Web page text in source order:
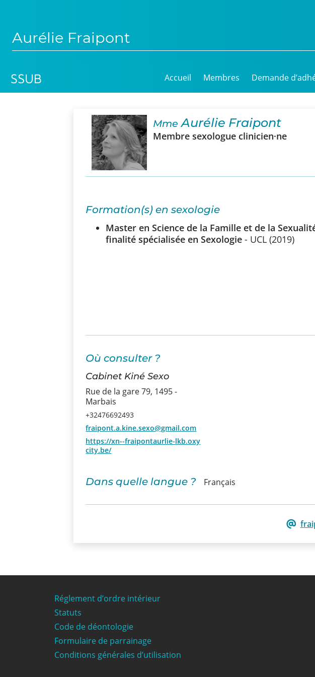
Aurélie Fraipont
Accueil Membres Demande
Mme Aurélie Fraipont
Membre sexologue clinicien·ne
Formation(s) en sexologie
Master en Science de la Famille et de la
finalité spécialisée en Sexologie - UCL (2019)
Où consulter ?
Cabinet Kiné Sexo
Rue de la gare 79, 1495 -
Marbais
+32476692493
fraipont.a.kine.sexo@gmail.com
https://xn--fraipontaurlie-lkb.oxy
city.be/
Dans quelle langue ? Français
Réglement d’ordre intérieur
Statuts
Code de déontologie
Formulaire de parrainage
Conditions générales d’utilisation